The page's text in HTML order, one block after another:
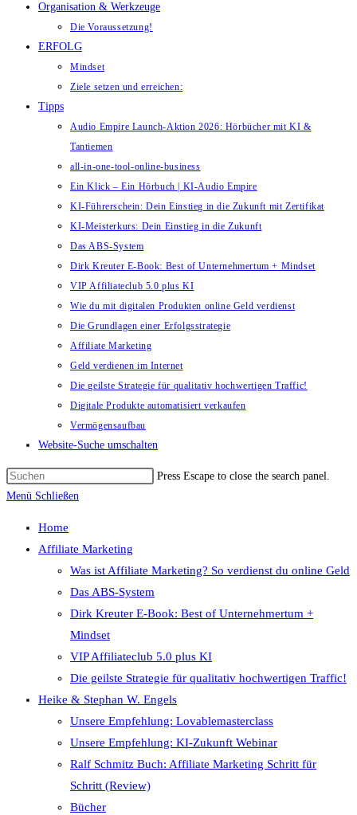
Organisation & Werkzeuge
Die Voraussetzung!
ERFOLG
Mindset
Ziele setzen und erreichen:
Tipps
Audio Empire Launch-Aktion 2026: Hörbücher mit KI &
Tantiemen
all-in-one-tool-online-business
Ein Klick – Ein Hörbuch | KI‑Audio Empire
KI-Führerschein: Dein Einstieg in die Zukunft mit Zertifikat
KI-Meisterkurs: Dein Einstieg in die Zukunft
Das ABS-System
Dirk Kreuter E-Book: Best of Unternehmertum + Mindset
VIP Affiliateclub 5.0 plus KI
Wie du mit digitalen Produkten online Geld verdienst
Die Grundlagen einer Erfolgsstrategie
Affiliate Marketing
Geld verdienen im Internet
Die geilste Strategie für qualitativ hochwertigen Traffic!
Digitale Produkte automatisiert verkaufen
Vermögensaufbau
Website-Suche umschalten
Press Escape to close the search panel.
Menü Schließen
Home
Affiliate Marketing
Was ist Affiliate Marketing? So verdienst du online Geld
Das ABS-System
Dirk Kreuter E-Book: Best of Unternehmertum +
Mindset
VIP Affiliateclub 5.0 plus KI
Die geilste Strategie für qualitativ hochwertigen Traffic!
Heike & Stephan W. Engels
Unsere Empfehlung: Lovablemasterclass
Unsere Empfehlung: KI-Zukunft Webinar
Ralf Schmitz Buch: Affiliate Marketing Schritt für
Schritt (Review)
Bücher